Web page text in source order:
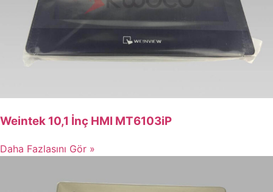
Weintek 10,1 İnç HMI MT6103iP
Daha Fazlasını Gör »